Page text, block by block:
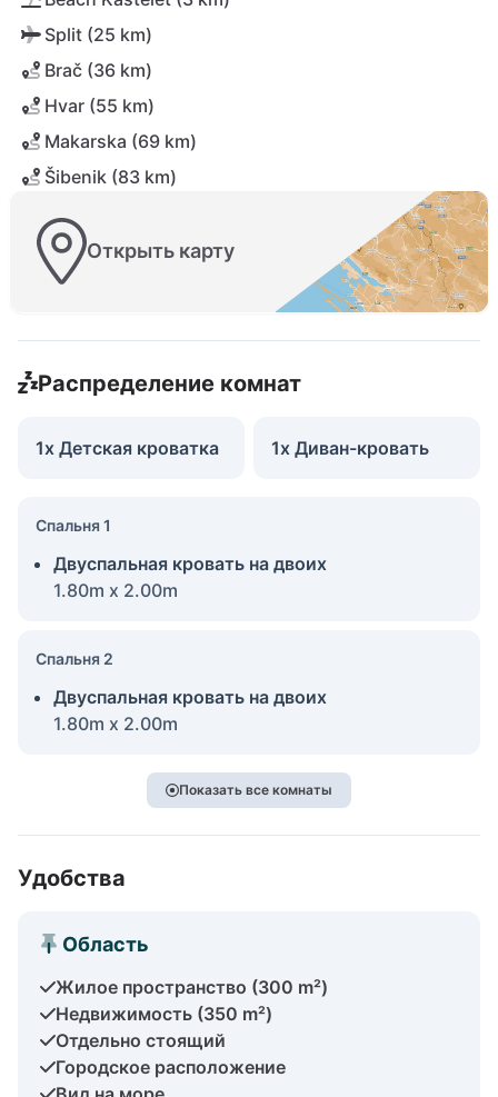
Split (25 km)
Brač (36 km)
Hvar (55 km)
Makarska (69 km)
Šibenik (83 km)
Открыть карту
Распределение комнат
1x Детская кроватка 1x Диван-кровать
Спальня 1
Двуспальная кровать на двоих
1.80m x 2.00m
Спальня 2
Двуспальная кровать на двоих
1.80m x 2.00m
Показать все комнаты
Удобства
Область
Жилое пространство (300 m²)
Недвижимость (350 m²)
Отдельно стоящий
Городское расположение